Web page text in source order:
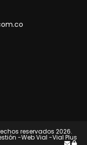
reservados 2026.
-Web Vial -Vial Plus